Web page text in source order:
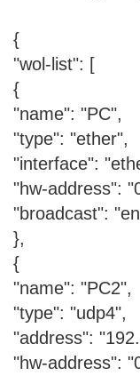
{
"wol-list": [
{
"name": "PC",
"type": "ether",
"interface":
"hw-address":
"broadcast":
},
{
"name": "PC2",
"type": "udp4",
"address":
"hw-address":